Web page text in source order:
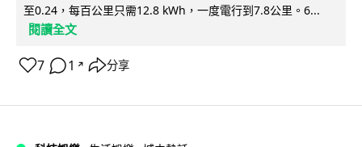
至0.24，每百公里只需12.8 kWh，一度電行到7.8公里。6...
閱讀全文
7 1 ↗ 分享